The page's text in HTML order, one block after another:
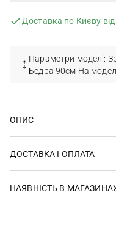
Доставка по Києву від
Параметри моделі:
Бедра 90см На
ОПИС
ДОСТАВКА І ОПЛАТА
НАЯВНІСТЬ В